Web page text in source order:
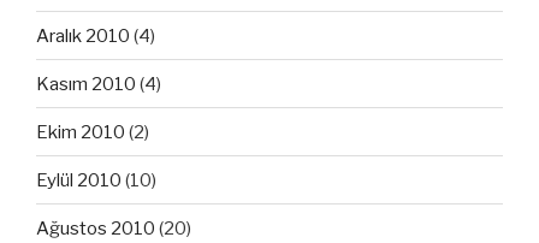
Aralık 2010 (4)
Kasım 2010 (4)
Ekim 2010 (2)
Eylül 2010 (10)
Ağustos 2010 (20)